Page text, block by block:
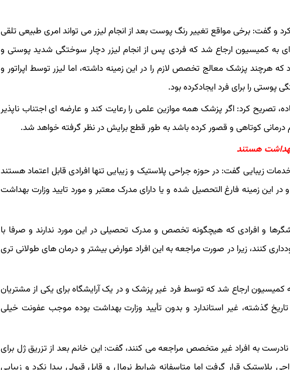
و گفت: برخی مواقع تغییر رنگ پوست بعد از انجام لیزر می تواند امری طبیعی تلقی
به کمیسیون ارجاع شد که فردی پس از انجام لیزر دچار سوختگی شدید پوستی و
پزشک معالج تخصص لازم را در این زمینه داشته، اما لیزر توسط اپراتور و
را برای فرد ایجادکرده بود.
تصریح کرد: اگر پزشک همه موازین علمی را رعایت کند و عارضه ای اجتناب ناپذیر
درمانی کوتاهی و قصور کرده باشد به طور قطع برایش در نظر گرفته خواهد شد.
بهداشت هستند
زیبایی گفت: در حوزه جراحی پلاستیک و زیبایی تنها افرادی قابل اعتماد هستند
زمینه فارغ التحصیل شده و یا دارای مدرک معتبر و مورد تایید وزارت بهداشت
و افرادی که هیچگونه تخصص و مدرک تحصیلی در این مورد ندارند و صرفا با
کنند، زیرا در صورت مراجعه به این افراد عوارض بیشتر و درمان های طولانی تری
کمیسیون ارجاع شد که توسط فرد غیر پزشک و در یک آرایشگاه برای یکی از مشتریان
گذشته، غیر استاندارد و بدون تأیید وزارت بهداشت بوده موجب عفونت خیلی
نادرست به افراد غیر متخصص مراجعه می کنند، گفت: این خانم بعد از تزریق ژل برای